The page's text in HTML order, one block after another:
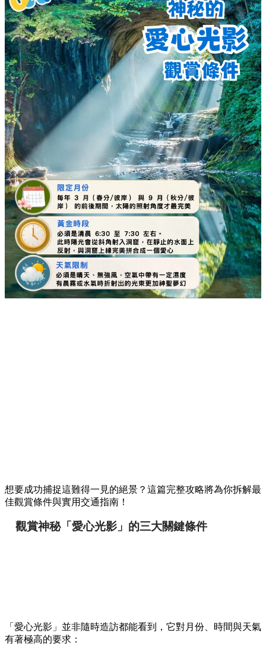
想要成功捕捉這難得一見的絕景？這篇完整攻略將為你拆解最
佳觀賞條件與實用交通指南！
觀賞神秘「愛心光影」的三大關鍵條件
「愛心光影」並非隨時造訪都能看到，它對月份、時間與天氣
有著極高的要求：